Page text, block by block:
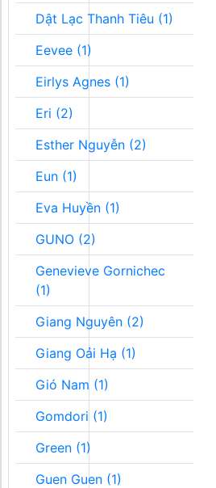
Dật Lạc Thanh Tiêu (1)
Eevee (1)
Eirlys Agnes (1)
Eri (2)
Esther Nguyễn (2)
Eun (1)
Eva Huyền (1)
GUNO (2)
Genevieve Gornichec
(1)
Giang Nguyên (2)
Giang Oải Hạ (1)
Gió Nam (1)
Gomdori (1)
Green (1)
Guen Guen (1)